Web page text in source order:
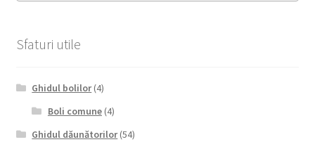
Sfaturi utile
Ghidul bolilor(4)
Boli comune(4)
Ghidul dăunătorilor(54)